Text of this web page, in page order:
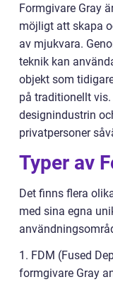
Formgivare Gray
möjligt att skapa
av mjukvara.
teknik kan
objekt som
på traditionellt
designindustrin
privatpersoner
Typer av
Det finns flera
med sina egna
1. FDM (Fused
formgivare Gray